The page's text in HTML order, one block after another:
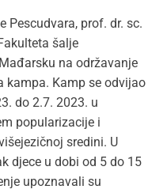
Pescudvara, prof. dr. sc.
šalje
na održavanje
kampa. Kamp se odvijao
do 2.7. 2023. u
popularizacije i
sredini. U
djece u dobi od 5 do 15
upoznavali su